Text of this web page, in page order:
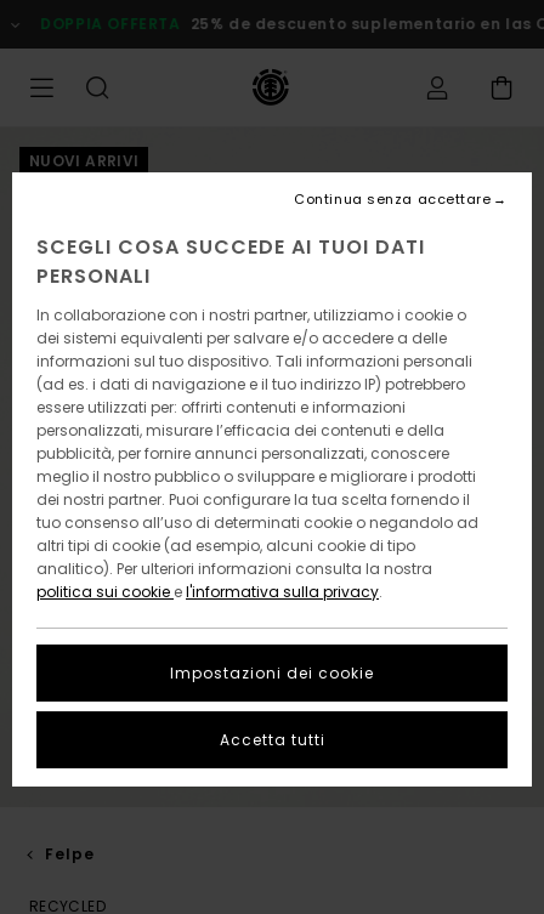
alle
informazioni
prodotto
DOPPIA OFFERTA 25% de descuento suplementario en las
NUOVI ARRIVI
Felpe
RECYCLED
SCEGLI COSA SUCCEDE AI TUOI DATI
PERSONALI
In collaborazione con i nostri partner, utilizziamo i cookie o
dei sistemi equivalenti per salvare e/o accedere a delle
informazioni sul tuo dispositivo. Tali informazioni personali
(ad es. i dati di navigazione e il tuo indirizzo IP) potrebbero
essere utilizzati per: offrirti contenuti e informazioni
personalizzati, misurare l’efficacia dei contenuti e della
pubblicità, per fornire annunci personalizzati, conoscere
meglio il nostro pubblico o sviluppare e migliorare i prodotti
dei nostri partner. Puoi configurare la tua scelta fornendo il
tuo consenso all’uso di determinati cookie o negandolo ad
altri tipi di cookie (ad esempio, alcuni cookie di tipo
analitico). Per ulteriori informazioni consulta la nostra
politica sui cookie el'informativa sulla privacy.
Impostazioni dei cookie
Continua senza accettare
Accetta tutti